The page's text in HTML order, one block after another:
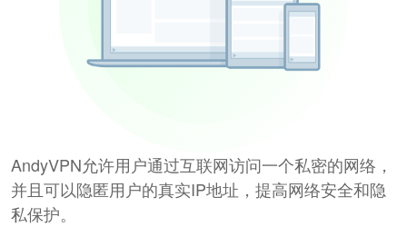
AndyVPN允许用户通过互联网访问一个私密的网络，
并且可以隐匿用户的真实IP地址，提高网络安全和隐
私保护。